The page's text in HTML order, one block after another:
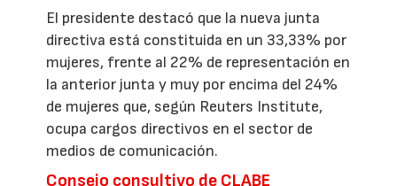
El presidente destacó que la nueva junta
directiva está constituida en un 33,33% por
mujeres, frente al 22% de representación en
la anterior junta y muy por encima del 24%
de mujeres que, según Reuters Institute,
ocupa cargos directivos en el sector de
medios de comunicación.
Consejo consultivo de CLABE